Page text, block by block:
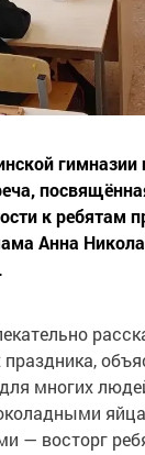
к ребятам
Анна
многих
— восторг